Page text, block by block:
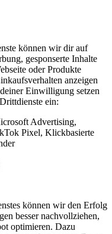
können wir dir auf
gesponserte Inhalte
oder Produkte
anzeigen
Einwilligung setzen
ein:
Advertising,
Pixel, Klickbasierte
können wir den Erfolg
besser nachvollziehen,
optimieren. Dazu